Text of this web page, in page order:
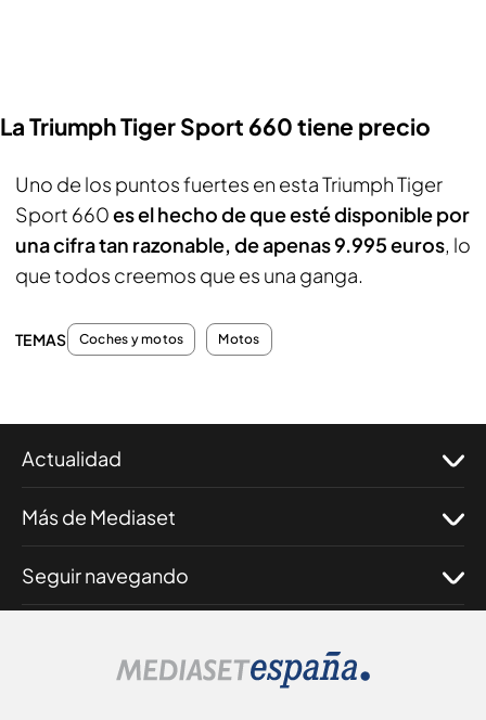
La Triumph Tiger Sport 660 tiene precio
Uno de los puntos fuertes en esta Triumph Tiger
Sport 660es el hecho de que esté disponible por
una cifra tan razonable, de apenas 9.995 euros, lo
que todos creemos que es una ganga.
TEMAS Coches y motos Motos
Actualidad
Más de Mediaset
Seguir navegando